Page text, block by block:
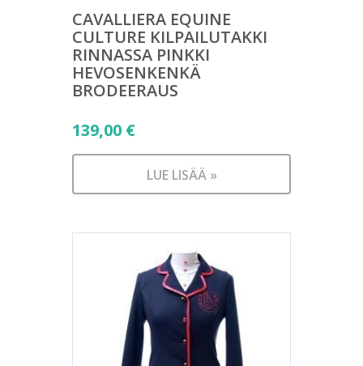
CAVALLIERA EQUINE
CULTURE KILPAILUTAKKI
RINNASSA PINKKI
HEVOSENKENKÄ
BRODEERAUS
139,00 €
LUE LISÄÄ »